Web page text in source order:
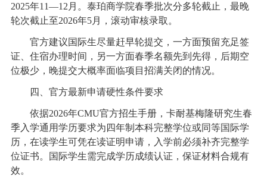
2025年11—12月。泰珀商学院春季批次分多轮截止，最晚
轮次截止至2026年5月，滚动审核录取。
官方建议国际生尽量赶早轮提交，一方面预留充足签
证、住宿办理时间，另一方面春季名额先到先得，后期空
位极少，晚提交大概率面临项目招满关闭的情况。
四、官方最新申请硬性条件要求
依据2026年CMU官方招生手册，卡耐基梅隆研究生春
季入学通用学历要求为四年制本科完整学位或同等国际学
历，在读学生可凭在读证明申请，入学前必须补齐完整学
位证书。国际学生需完成学历成绩认证，保证材料合规有
效。